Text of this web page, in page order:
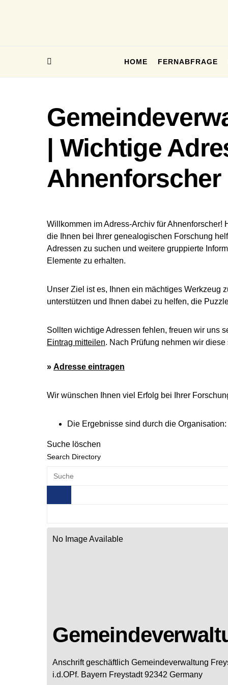
HOME FERNABFRAGE
| Wichtige
Ahnenforscher
Willkommen im Adress-Archiv für
die Ihnen bei Ihrer genealogischen Forschung
Adressen zu suchen und weitere gruppierte
Elemente zu erhalten.
Unser Ziel ist es, Ihnen ein mächtiges Werkzeug
unterstützen und Ihnen dabei zu helfen, die
Sollten wichtige Adressen fehlen, freuen wir uns
Eintrag mitteilen. Nach Prüfung nehmen wir
» Adresse eintragen
Wir wünschen Ihnen viel Erfolg bei Ihrer
Die Ergebnisse sind durch die
Suche löschen
Search Directory
No Image Available
Anschrift geschäftlich Gemeindeverwaltung
i.d.OPf. Bayern Freystadt 92342 Germany